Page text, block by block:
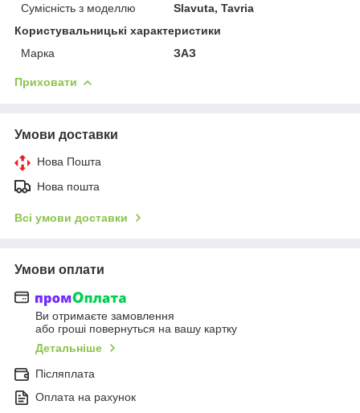
Сумісність з моделлю
Slavuta, Tavria
Користувальницькі характеристики
Марка
ЗАЗ
Приховати
Умови доставки
Нова Пошта
Нова пошта
Всі умови доставки
Умови оплати
Ви отримаєте замовлення
або гроші повернуться на вашу картку
Детальніше
Післяплата
Оплата на рахунок